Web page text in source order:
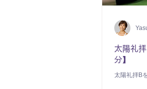
太陽礼
分】
太陽礼拝B